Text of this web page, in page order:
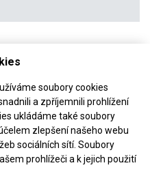
soubory cookies
a zpříjemnili prohlížení
ukládáme také soubory
zlepšení našeho webu
sociálních sítí. Soubory
prohlížeči a k jejich použití